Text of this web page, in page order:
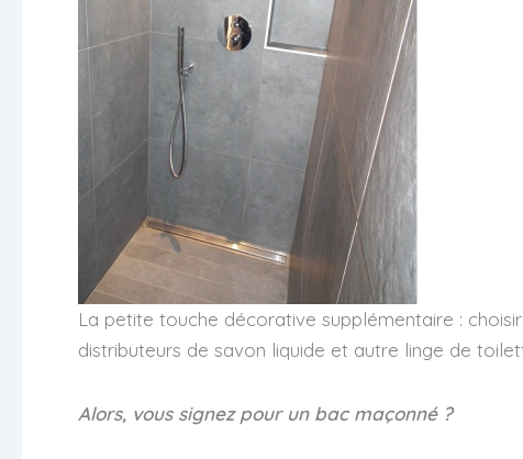
La petite touche décorative supplémentaire :
distributeurs de savon liquide et autre linge de
Alors, vous signez pour un bac maçonné ?